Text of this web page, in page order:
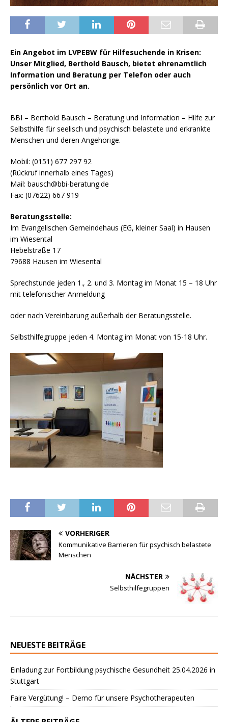
Ein Angebot im LVPEBW für Hilfesuchende in Krisen:
Unser Mitglied, Berthold Bausch, bietet ehrenamtlich
Information und Beratung per Telefon oder auch
persönlich vor Ort an.
BBI – Berthold Bausch – Beratung und Information – Hilfe zur
Selbsthilfe für seelisch und psychisch belastete und erkrankte
Menschen und deren Angehörige.
Mobil: (0151) 677 297 92
(Rückruf innerhalb eines Tages)
Mail: bausch@bbi-beratung.de
Fax: (07622) 667 919
Beratungsstelle:
Im Evangelischen Gemeindehaus (EG, kleiner Saal) in Hausen
im Wiesental
Hebelstraße 17
79688 Hausen im Wiesental
Sprechstunde jeden 1., 2. und 3. Montag im Monat 15 – 18 Uhr
mit telefonischer Anmeldung
oder nach Vereinbarung außerhalb der Beratungsstelle.
Selbsthilfegruppe jeden 4. Montag im Monat von 15-18 Uhr.
VORHERIGER
Kommunikative Barrieren für psychisch belastete
Menschen
NÄCHSTER
Selbsthilfegruppen
NEUESTE BEITRÄGE
Einladung zur Fortbildung psychische Gesundheit 25.04.2026 in
Stuttgart
Faire Vergütung! – Demo für unsere Psychotherapeuten